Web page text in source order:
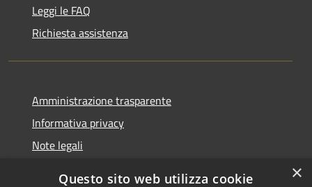
Leggi le FAQ
Richiesta assistenza
Amministrazione trasparente
Informativa privacy
Note legali
×
Questo sito web utilizza cookie